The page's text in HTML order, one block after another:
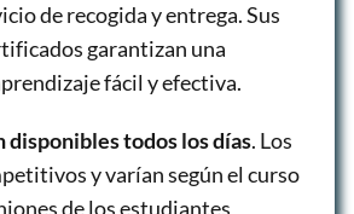
de recogida y entrega. Sus
garantizan una
fácil y efectiva.
disponibles todos los días. Los
y varían según el curso
de los estudiantes